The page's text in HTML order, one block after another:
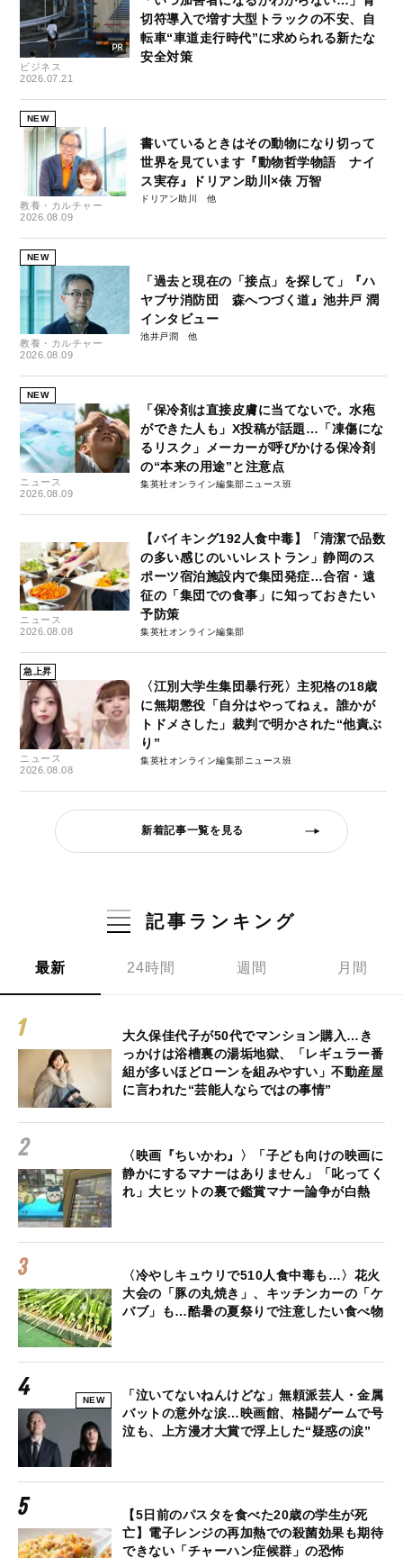
ビジネス
2026.07.21
切符導入で増す大型トラックの不安、自
転車“車道走行時代”に求められる新たな
安全対策
NEW
教養・カルチャー
2026.08.09
書いているときはその動物になり切って
世界を見ています『動物哲学物語 ナイ
ス実存』ドリアン助川×俵 万智
ドリアン助川
NEW
教養・カルチャー
2026.08.09
「過去と現在の「接点」を探して」『ハ
ヤブサ消防団 森へつづく道』池井戸 潤
インタビュー
池井戸潤
NEW
ニュース
2026.08.09
「保冷剤は直接皮膚に当てないで。水疱
ができた人も」X投稿が話題…「凍傷にな
るリスク」メーカーが呼びかける保冷剤
の“本来の用途”と注意点
集英社オンライン編集部ニュース班
ニュース
2026.08.08
【バイキング192人食中毒】「清潔で品数
の多い感じのいいレストラン」静岡のス
ポーツ宿泊施設内で集団発症…合宿・遠
征の「集団での食事」に知っておきたい
予防策
集英社オンライン編集部
急上昇
ニュース
2026.08.08
〈江別大学生集団暴行死〉主犯格の18歳
に無期懲役「自分はやってねぇ。誰かが
トドメさした」裁判で明かされた“他責ぶ
り”
集英社オンライン編集部ニュース班
新着記事一覧を見る
記事ランキング
最新 24時間 週間 月間
大久保佳代子が50代でマンション購入…き
っかけは浴槽裏の湯垢地獄、「レギュラー番
組が多いほどローンを組みやすい」不動産屋
に言われた“芸能人ならではの事情”
〈映画『ちいかわ』〉「子ども向けの映画に
静かにするマナーはありません」「叱ってく
れ」大ヒットの裏で鑑賞マナー論争が白熱
〈冷やしキュウリで510人食中毒も…〉花火
大会の「豚の丸焼き」、キッチンカーの「ケ
バブ」も…酷暑の夏祭りで注意したい食べ物
NEW
「泣いてないねんけどな」無頼派芸人・金属
バットの意外な涙…映画館、格闘ゲームで号
泣も、上方漫才大賞で浮上した“疑惑の涙”
【5日前のパスタを食べた20歳の学生が死
亡】電子レンジの再加熱での殺菌効果も期待
できない「チャーハン症候群」の恐怖